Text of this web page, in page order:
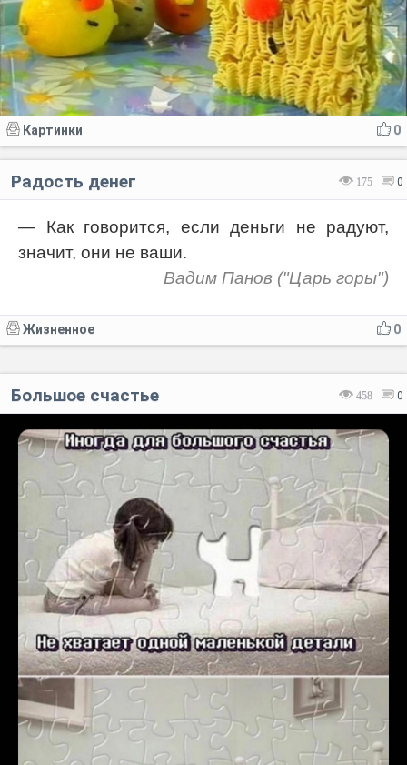
0
Картинки
175 0
Радость денег
— Как говорится, если деньги не радуют,
значит, они не ваши.
Вадим Панов ("Царь горы")
0
Жизненное
458 0
Большое счастье